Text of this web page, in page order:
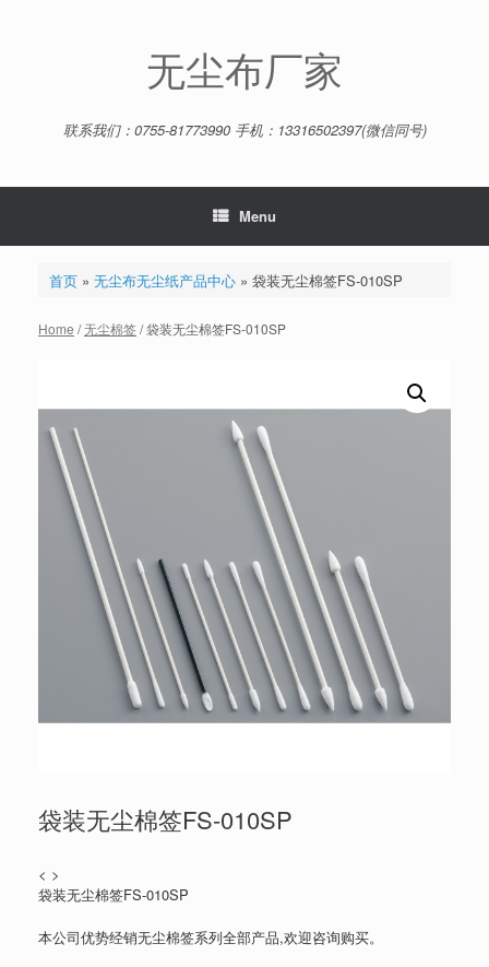
无尘布厂家
联系我们：0755-81773990 手机：13316502397(微信同号)
Menu
首页» 无尘布无尘纸产品中心» 袋装无尘棉签FS-010SP
Home /无尘棉签/ 袋装无尘棉签FS-010SP
袋装无尘棉签FS-010SP
< >
袋装无尘棉签FS-010SP
本公司优势经销无尘棉签系列全部产品,欢迎咨询购买。